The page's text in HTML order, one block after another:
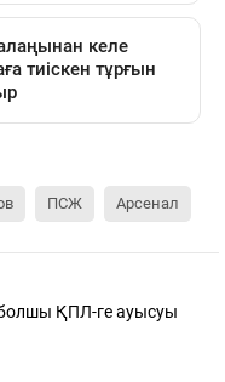
ПСЖ Арсенал
ҚПЛ-ге ауысуы